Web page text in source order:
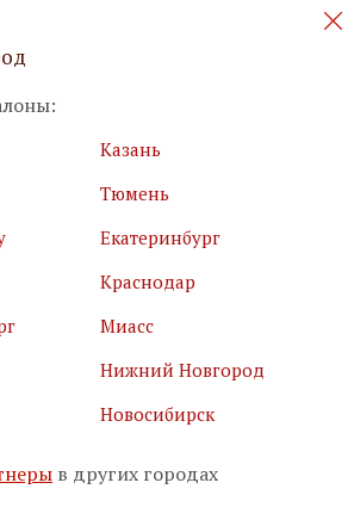
акции и новинки
использования сайта
обработки персональных
Подписаться
Казань
Тюмень
Екатеринбург
Краснодар
Миасс
Нижний Новгород
Новосибирск
в других городах